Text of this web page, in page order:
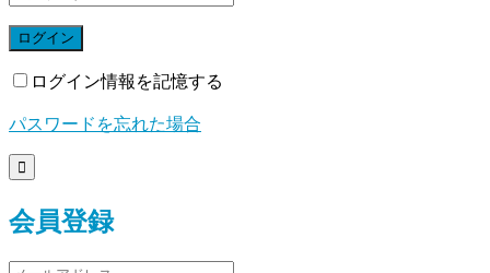
ログイン
ログイン情報を記憶する
パスワードを忘れた場合

会員登録